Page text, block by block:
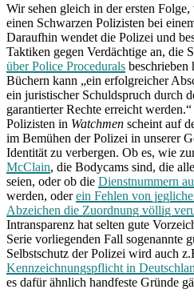
Wir sehen gleich in der ersten
einen Schwarzen Polizisten bei
Daraufhin wendet die Polizei und
Taktiken gegen Verdächtige an, die
über Police Procedurals beschrieben
Büchern kann „ein erfolgreicher
ein juristischer Schuldspruch durch
garantierter Rechte erreicht
Polizisten in Watchmen scheint auf
im Bemühen der Polizei in unserer
Identität zu verbergen. Ob es, wie
McClain, die Bodycams sind, die
seien, oder ob die Dienstnummern
werden, oderein Fehlen von
Abzeichen die Zuordnung völlig
Intransparenz hat selten gute
Serie vorliegenden Fall sogenannte
Selbstschutz der Polizei wird auch
Kennzeichnungspflicht in
es dafür ähnlich handfeste Gründe